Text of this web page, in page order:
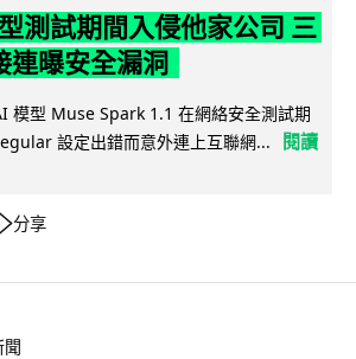
測試期間入侵他家公司 三
連曝安全漏洞
模型 Muse Spark 1.1 在網絡安全測試期
設定出錯而意外連上互聯網...
閱讀
分享
聞